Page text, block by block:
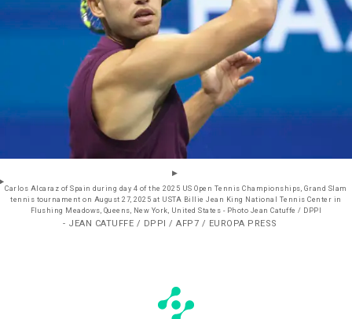
Carlos Alcaraz of Spain during day 4 of the 2025 US Open Tennis Championships, Grand Slam
tennis tournament on August 27, 2025 at USTA Billie Jean King National Tennis Center in
Flushing Meadows, Queens, New York, United States - Photo Jean Catuffe / DPPI
- JEAN CATUFFE / DPPI / AFP7 / EUROPA PRESS